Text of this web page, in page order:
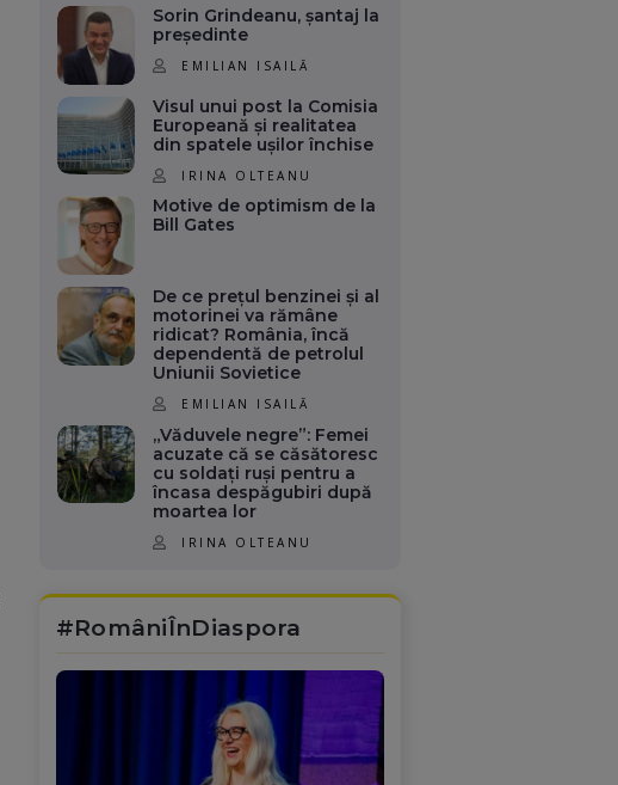
Sorin Grindeanu, șantaj la
președinte
EMILIAN ISAILĂ
Visul unui post la Comisia
Europeană și realitatea
din spatele ușilor închise
IRINA OLTEANU
Motive de optimism de la
Bill Gates
De ce prețul benzinei și al
motorinei va rămâne
ridicat? România, încă
dependentă de petrolul
Uniunii Sovietice
EMILIAN ISAILĂ
„Văduvele negre”: Femei
acuzate că se căsătoresc
cu soldați ruși pentru a
încasa despăgubiri după
moartea lor
IRINA OLTEANU
#RomâniÎnDiaspora